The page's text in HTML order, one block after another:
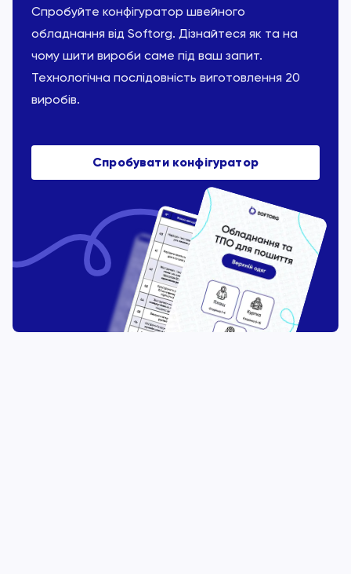
Спробуйте конфігуратор швейного
обладнання від Softorg. Дізнайтеся як та на
чому шити вироби саме під ваш запит.
Технологічна послідовність виготовлення 20
виробів.
Спробувати конфігуратор